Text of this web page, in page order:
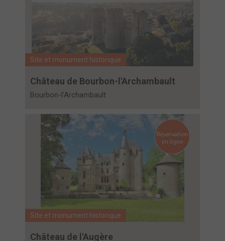
Site et monument historique
Château de Bourbon-l'Archambault
Bourbon-l'Archambault
Site et monument historique
Château de l'Augère